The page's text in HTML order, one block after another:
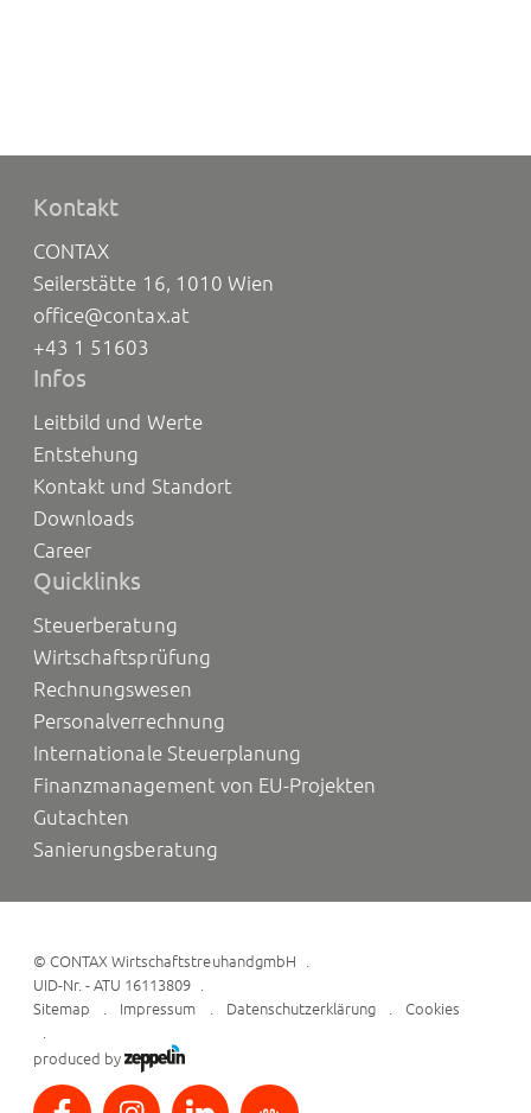
Kontakt
CONTAX
Seilerstätte 16, 1010 Wien
office@contax.at
+43 1 51603
Infos
Leitbild und Werte
Entstehung
Kontakt und Standort
Downloads
Career
Quicklinks
Steuerberatung
Wirtschaftsprüfung
Rechnungswesen
Personalverrechnung
Internationale Steuerplanung
Finanzmanagement von EU-Projekten
Gutachten
Sanierungsberatung
©CONTAX WirtschaftstreuhandgmbH
UID-Nr. - ATU 16113809
Sitemap
Impressum Datenschutzerklärung Cookies
produced by